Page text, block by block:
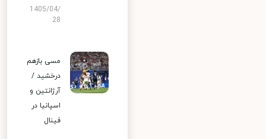
1405/04/
28
مسی بازهم
درخشید /
آرژانتین و
اسپانیا در
فینال